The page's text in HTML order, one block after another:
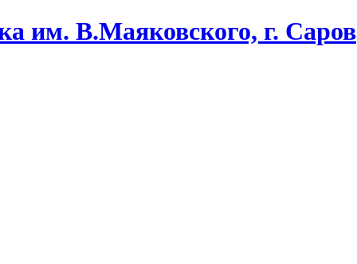
им. В.Маяковского, г. Саров